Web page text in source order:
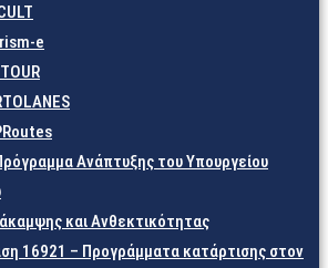
e
Ανάπτυξης του Υπουργείου
και Ανθεκτικότητας
16921 – Προγράμματα κατάρτισης στον